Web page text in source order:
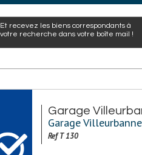
et recevez les biens correspondants à
votre recherche dans votre boîte mail !
Garage
Garage
Ref T 130